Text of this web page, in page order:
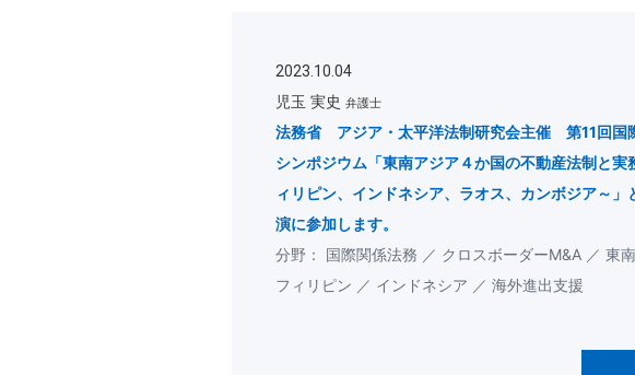
2023.10.04
児玉 実史 弁護士
法務省 アジア・太平洋法制研究会主催 第11回国
シンポジウム「東南アジア４か国の不動産法制と実
ィリピン、インドネシア、ラオス、カンボジア～」
演に参加します。
国際関係法務
クロスボーダーM&A
東
フィリピン
インドネシア 海外進出支援